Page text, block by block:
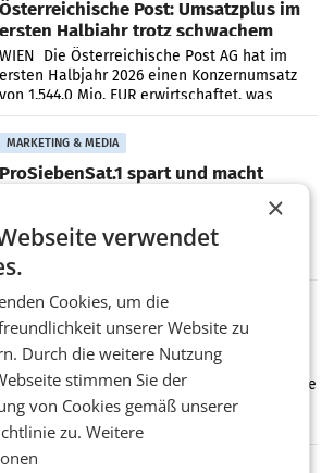
Österreichische Post: Umsatzplus im
ersten Halbjahr trotz schwachem
Briefgeschäft
WIEN Die Österreichische Post AG hat im
ersten Halbjahr 2026 einen Konzernumsatz
von 1.544,0 Mio. EUR erwirtschaftet, was
einem Plus von 3,8 Prozent gegenüber dem
Vergleichszeitraum
MARKETING & MEDIA
ProSiebenSat.1 spart und macht
UNTERFÖHRING/MAILAND/AMSTERDAM. Der
Fernsehkonzern ProSiebenSat.1 hat im
Frühjahr dank Kostensenkungen operativ
wieder Gewinn gemacht und die
RETAIL
Eine Bühne für Zirkularität: ARA und
Müller informieren am POS über
Kreislauffähigkeit
Über den gesamten August hinweg rücken die
Altstoff Recycling Austria AG (ARA) und der
Handelskonzern Müller die Initiative
„Kreislauf-Helden“ in allen österreichischen
Müller-Filialen
×
verwendet
Cookies, um die
unserer Website zu
Durch die weitere Nutzung
stimmen Sie der
von Cookies gemäß unserer
zu.Weitere